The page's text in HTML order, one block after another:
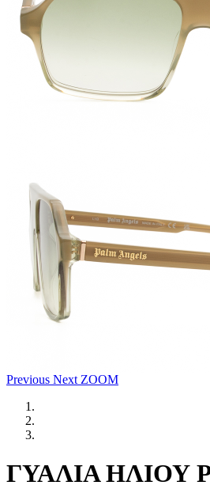
Previous Next ZOOM
ΓΥΑΛΙΑ ΗΛΙΟΥ